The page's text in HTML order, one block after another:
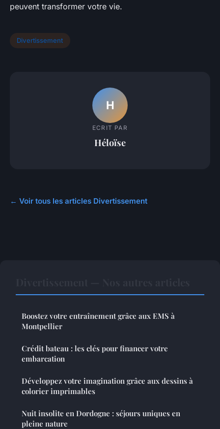
peuvent transformer votre vie.
Divertissement
H
ECRIT PAR
Héloïse
← Voir tous les articles Divertissement
Boostez votre entraînement grâce aux EMS à
Montpellier
Crédit bateau : les clés pour financer votre
embarcation
Développez votre imagination grâce aux dessins à
colorier imprimables
Nuit insolite en Dordogne : séjours uniques en
pleine nature